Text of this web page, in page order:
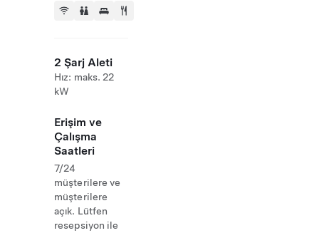
2 Şarj Aleti
Hız: maks. 22
kW
Erişim ve
Çalışma
Saatleri
7/24
müşterilere ve
müşterilere
açık. Lütfen
resepsiyon ile